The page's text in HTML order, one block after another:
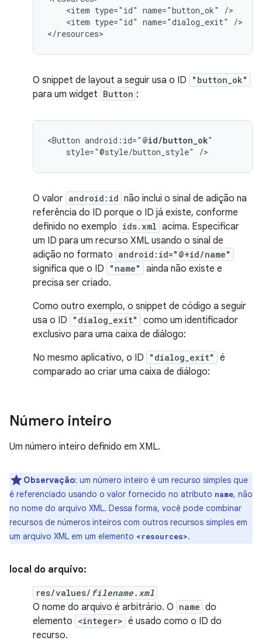
<item type="id" name="button_ok"
<item type="id" name="dialog_exit"
/>
</resources>
O snippet de layout a seguir usa o ID "button_ok"
para um widget Button :
<Button android:id=" @id/button_ok
style="@style/button_style"
/>
O valor android:id não inclui o sinal de adição na
referência do ID porque o ID já existe, conforme
definido no exemplo ids.xml acima. Especificar
um ID para um recurso XML usando o sinal de
adição no formato android:id="@+id/name"
significa que o ID "name"
ainda não existe e
precisa ser criado.
Como outro exemplo, o snippet de código a seguir
usa o ID
"dialog_exit"
como um identificador
exclusivo para uma caixa de diálogo:
No mesmo aplicativo, o ID
"dialog_exit"
é
comparado ao criar uma caixa de diálogo:
Número inteiro
Um número inteiro definido em XML.
Observação: um número inteiro é um recurso simples que
é referenciado usando o valor fornecido no atributo name, não
no nome do arquivo XML. Dessa forma, você pode combinar
recursos de números inteiros com outros recursos simples em
um arquivo XML em um elemento <resources>.
local do arquivo:
res/values/ filename.xml
O nome do arquivo é arbitrário. O name do
elemento <integer> é usado como o ID do
recurso.